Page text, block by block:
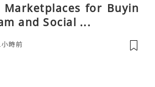
Marketplaces for Buyin
and Social ...
時前